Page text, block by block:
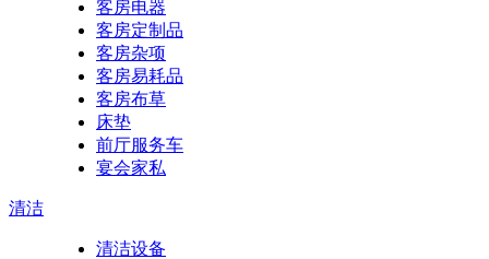
客房电器
客房定制品
客房杂项
客房易耗品
客房布草
床垫
前厅服务车
宴会家私
清洁
清洁设备